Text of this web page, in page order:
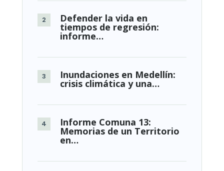
Defender la vida en
tiempos de regresión:
informe…
Inundaciones en Medellín:
crisis climática y una…
Informe Comuna 13:
Memorias de un Territorio
en…